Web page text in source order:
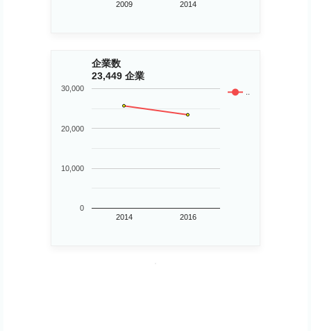
2009 2014
企業数
23,449 企業
..
2014 2016
0
10,000
20,000
30,000